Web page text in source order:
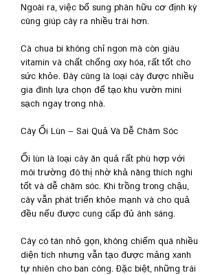
Ngoài ra, việc bổ sung phân hữu cơ định kỳ
cũng giúp cây ra nhiều trái hơn.
Cà chua bi không chỉ ngon mà còn giàu
vitamin và chất chống oxy hóa, rất tốt cho
sức khỏe. Đây cũng là loại cây được nhiều
gia đình lựa chọn để tạo khu vườn mini
sạch ngay trong nhà.
Cây Ổi Lùn – Sai Quả Và Dễ Chăm Sóc
Ổi lùn là loại cây ăn quả rất phù hợp với
môi trường đô thị nhờ khả năng thích nghi
tốt và dễ chăm sóc. Khi trồng trong chậu,
cây vẫn phát triển khỏe mạnh và cho quả
đều nếu được cung cấp đủ ánh sáng.
Cây có tán nhỏ gọn, không chiếm quá nhiều
diện tích nhưng vẫn tạo được mảng xanh
tự nhiên cho ban công. Đặc biệt, những trái